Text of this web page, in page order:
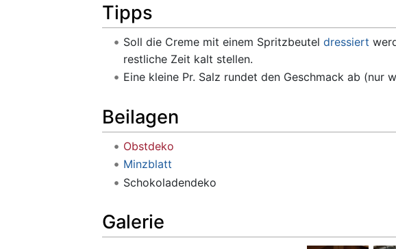
Tipps
Soll die Creme mit einem Spritzbeutel dressiert
restliche Zeit kalt stellen.
Eine kleine Pr. Salz rundet den Geschmack ab (nur
Beilagen
Obstdeko
Minzblatt
Schokoladendeko
Galerie